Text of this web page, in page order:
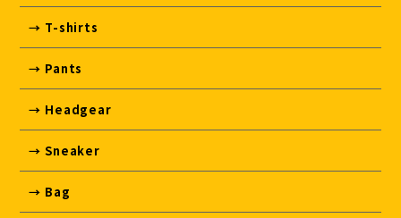
→ T-shirts
→ Pants
→ Headgear
→ Sneaker
→ Bag